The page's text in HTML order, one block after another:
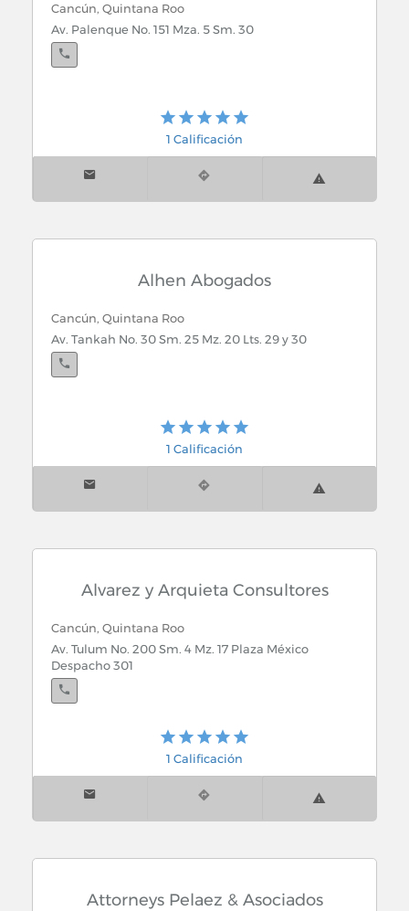
Cancún, Quintana Roo
Av. Palenque No. 151 Mza. 5 Sm. 30
1 Calificación
Alhen Abogados
Cancún, Quintana Roo
Av. Tankah No. 30 Sm. 25 Mz. 20 Lts. 29 y 30
1 Calificación
Alvarez y Arquieta Consultores
Cancún, Quintana Roo
Av. Tulum No. 200 Sm. 4 Mz. 17 Plaza México
Despacho 301
1 Calificación
Attorneys Pelaez & Asociados